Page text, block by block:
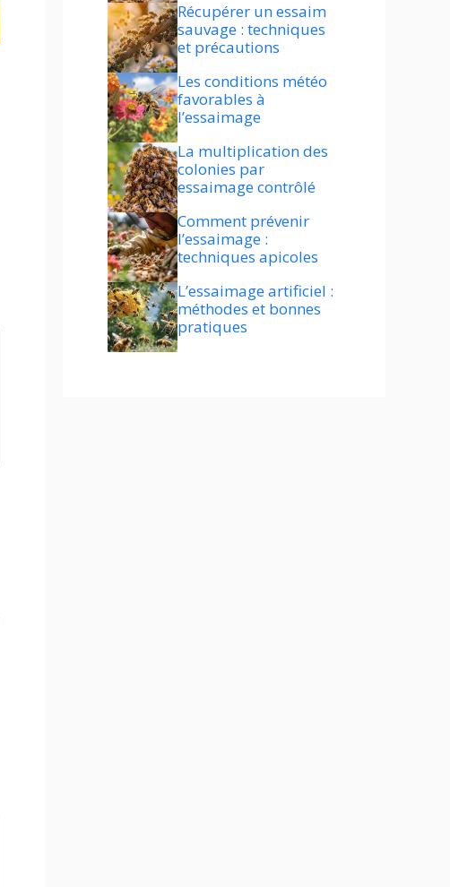
Récupérer un essaim
sauvage : techniques
et précautions
Les conditions météo
favorables à
l’essaimage
La multiplication des
colonies par
essaimage contrôlé
Comment prévenir
l’essaimage :
techniques apicoles
L’essaimage artificiel :
méthodes et bonnes
pratiques